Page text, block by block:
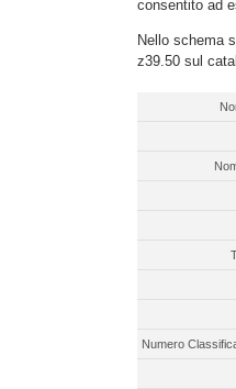
consentito ad
Nello schema
z39.50 sul
Numero